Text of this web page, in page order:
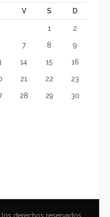
V S D
1 2
7 8 9
14 15 16
21 22 23
28 29 30
derechos reservados.